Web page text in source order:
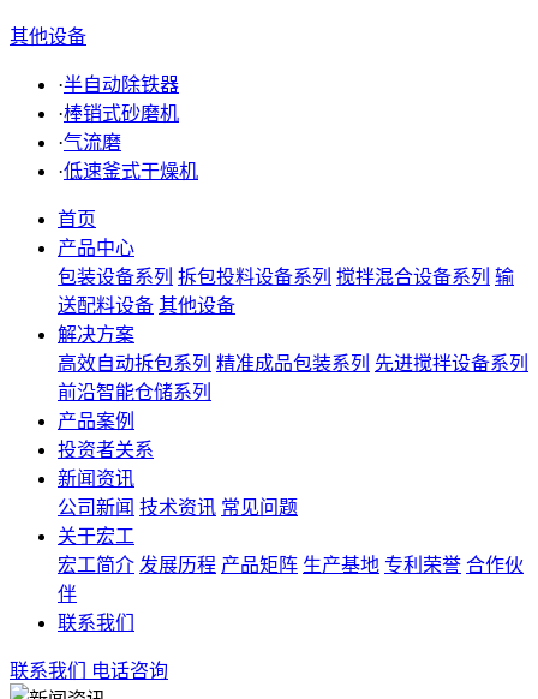
其他设备
·半自动除铁器
·棒销式砂磨机
·气流磨
·低速釜式干燥机
首页
产品中心
包装设备系列 拆包投料设备系列 搅拌混合设备系列 输
送配料设备 其他设备
解决方案
高效自动拆包系列 精准成品包装系列 先进搅拌设备系列
前沿智能仓储系列
产品案例
投资者关系
新闻资讯
公司新闻 技术资讯 常见问题
关于宏工
宏工简介 发展历程 产品矩阵 生产基地 专利荣誉 合作伙
伴
联系我们
联系我们 电话咨询